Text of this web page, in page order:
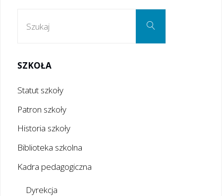
Szukaj
SZKOŁA
Statut szkoły
Patron szkoły
Historia szkoły
Biblioteka szkolna
Kadra pedagogiczna
Dyrekcja